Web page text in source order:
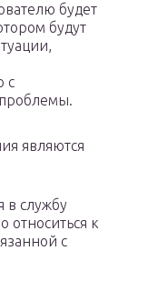
будет
будут
с
являются
в службу
относиться к
с